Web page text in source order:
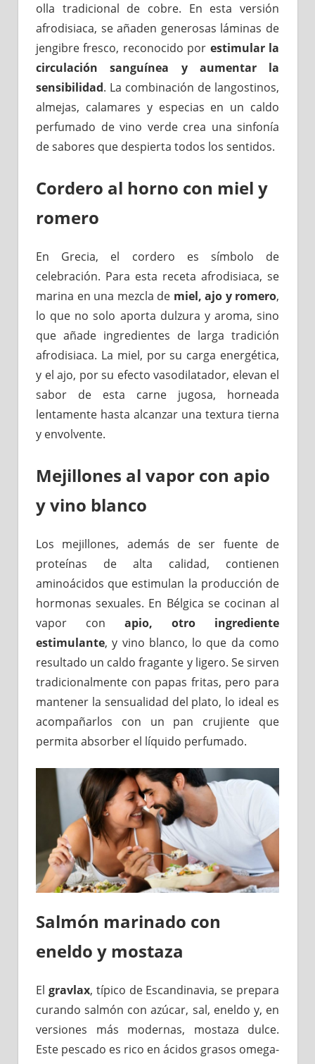
olla tradicional de cobre. En esta versión
afrodisiaca, se añaden generosas láminas de
jengibre fresco, reconocido por estimular la
circulación sanguínea y aumentar la
sensibilidad. La combinación de langostinos,
almejas, calamares y especias en un caldo
perfumado de vino verde crea una sinfonía
de sabores que despierta todos los sentidos.
Cordero al horno con miel y
romero
En Grecia, el cordero es símbolo de
celebración. Para esta receta afrodisiaca, se
marina en una mezcla de miel, ajo y romero,
lo que no solo aporta dulzura y aroma, sino
que añade ingredientes de larga tradición
afrodisiaca. La miel, por su carga energética,
y el ajo, por su efecto vasodilatador, elevan el
sabor de esta carne jugosa, horneada
lentamente hasta alcanzar una textura tierna
y envolvente.
Mejillones al vapor con apio
y vino blanco
Los mejillones, además de ser fuente de
proteínas de alta calidad, contienen
aminoácidos que estimulan la producción de
hormonas sexuales. En Bélgica se cocinan al
vapor con apio, otro ingrediente
estimulante, y vino blanco, lo que da como
resultado un caldo fragante y ligero. Se sirven
tradicionalmente con papas fritas, pero para
mantener la sensualidad del plato, lo ideal es
acompañarlos con un pan crujiente que
permita absorber el líquido perfumado.
Salmón marinado con
eneldo y mostaza
El gravlax, típico de Escandinavia, se prepara
curando salmón con azúcar, sal, eneldo y, en
versiones más modernas, mostaza dulce.
Este pescado es rico en ácidos grasos omega-